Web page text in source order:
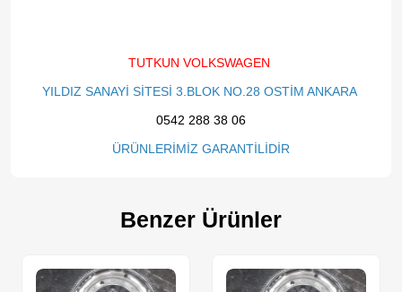
TUTKUN VOLKSWAGEN
YILDIZ SANAYİ SİTESİ 3.BLOK NO.28 OSTİM ANKARA
0542 288 38 06
ÜRÜNLERİMİZ GARANTİLİDİR
Benzer Ürünler